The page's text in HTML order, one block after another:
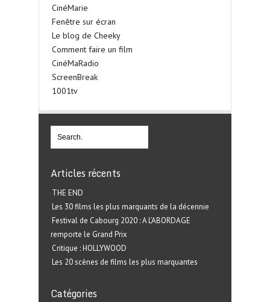
CinéMarie
Fenêtre sur écran
Le blog de Cheeky
Comment faire un film
CinéMaRadio
ScreenBreak
1001tv
Articles récents
THE END
Les 30 films les plus marquants de la décennie
Festival de Cabourg 2020 : A L’ABORDAGE
remporte le Grand Prix
Critique : HOLLYWOOD
Les 20 scènes de films les plus marquantes
Catégories